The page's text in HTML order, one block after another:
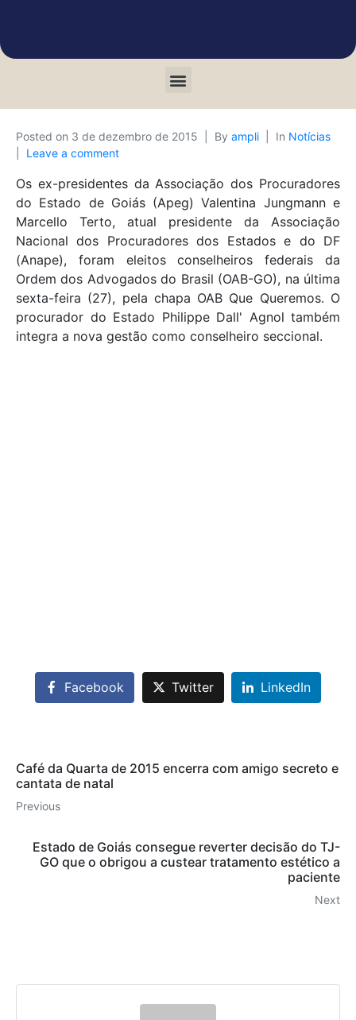
Posted on 3 de dezembro de 2015 By ampli In Notícias
Leave a comment
Os ex-presidentes da Associação dos Procuradores
do Estado de Goiás (Apeg) Valentina Jungmann e
Marcello Terto, atual presidente da Associação
Nacional dos Procuradores dos Estados e do DF
(Anape), foram eleitos conselheiros federais da
Ordem dos Advogados do Brasil (OAB-GO), na última
sexta-feira (27), pela chapa OAB Que Queremos. O
procurador do Estado Philippe Dall' Agnol também
integra a nova gestão como conselheiro seccional.
Facebook Twitter LinkedIn
Café da Quarta de 2015 encerra com amigo secreto e
cantata de natal
Previous
Estado de Goiás consegue reverter decisão do TJ-
GO que o obrigou a custear tratamento estético a
paciente
Next